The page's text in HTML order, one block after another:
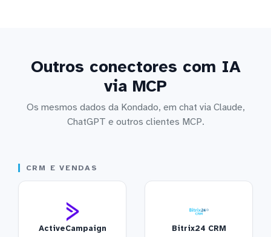
Outros conectores com IA
via MCP
Os mesmos dados da Kondado, em chat via Claude,
ChatGPT e outros clientes MCP.
CRM E VENDAS
ActiveCampaign Bitrix24 CRM